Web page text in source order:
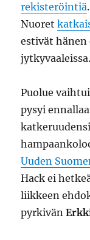
rekisteröintiä
Nuoret
estivät hänen
jytkyvaaleissa.
Puolue
pysyi
Uuden
Hack ei
liikkeen
pyrkivän